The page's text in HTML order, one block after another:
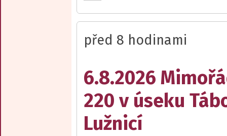
před 8 hodinami
6.8.2026
220 v úseku
Lužnicí